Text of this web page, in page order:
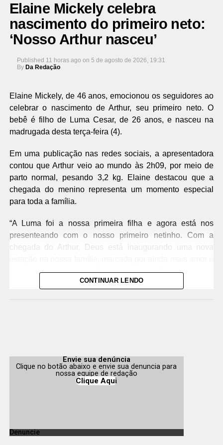
Elaine Mickely celebra
nascimento do primeiro neto:
‘Nosso Arthur nasceu’
Published 11 horas ago on 5 de agosto de 2026, 19:31
By Da Redação
Elaine Mickely, de 46 anos, emocionou os seguidores ao
celebrar o nascimento de Arthur, seu primeiro neto. O
bebê é filho de Luma Cesar, de 26 anos, e nasceu na
madrugada desta terça-feira (4).
Em uma publicação nas redes sociais, a apresentadora
contou que Arthur veio ao mundo às 2h09, por meio de
parto normal, pesando 3,2 kg. Elaine destacou que a
chegada do menino representa um momento especial
para toda a família.
“A Luma foi a nossa primeira filha e agora está nos
presenteando com o nosso primeiro netinho. Com a
chegada do Arthur, Deus está inaugurando uma nova
promessas”, escreveu Elaine Mickely. Confira cliques
CONTINUAR LENDO
Envie sua denúncia
Clique no botão abaixo e envie sua denuncia para
nossa equipe de redação
Clique Aqui
Denuncie